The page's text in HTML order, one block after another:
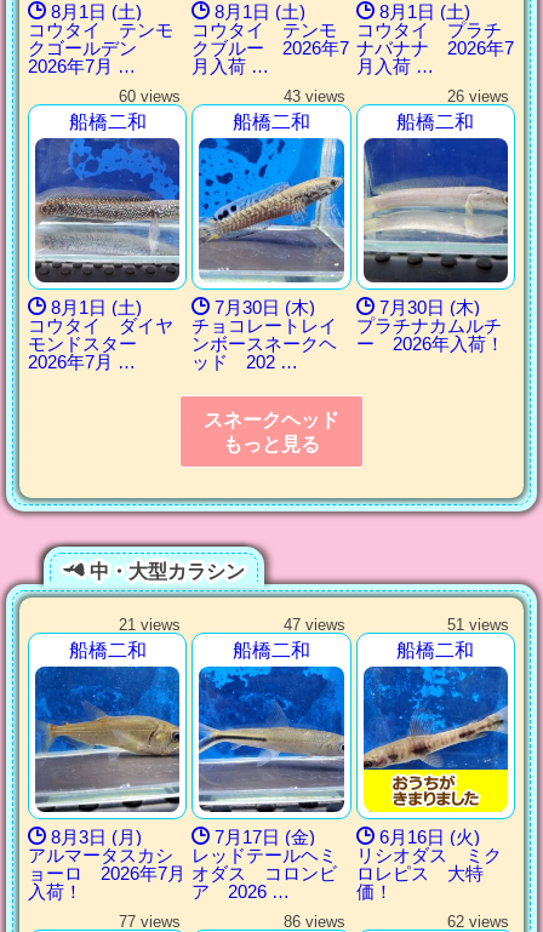
8月1日 (土)
コウタイ テンモ
クゴールデン
2026年7月 …
8月1日 (土)
コウタイ テンモ
クブルー 2026年7
月入荷 …
8月1日 (土)
コウタイ プラチ
ナバナナ 2026年7
月入荷 …
60 views
船橋二和
8月1日 (土)
コウタイ ダイヤ
モンドスター
2026年7月 …
43 views
船橋二和
7月30日 (木)
チョコレートレイ
ンボースネークヘ
ッド 202 …
26 views
船橋二和
7月30日 (木)
プラチナカムルチ
ー 2026年入荷！
スネークヘッド
もっと見る
中・大型カラシン
21 views
船橋二和
8月3日 (月)
アルマータスカシ
ョーロ 2026年7月
入荷！
47 views
船橋二和
7月17日 (金)
レッドテールヘミ
オダス コロンビ
ア 2026 …
51 views
船橋二和
6月16日 (火)
リシオダス ミク
ロレピス 大特
価！
77 views 86 views 62 views